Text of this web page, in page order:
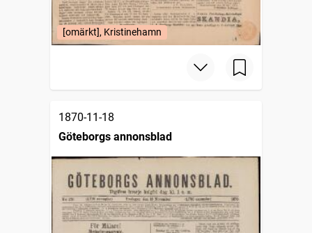
[omärkt], Kristinehamn
1870-11-18
Göteborgs annonsblad